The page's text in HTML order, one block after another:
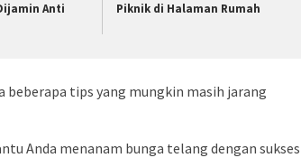
Anti
Piknik di Halaman Rumah
beberapa tips yang mungkin masih jarang
Anda menanam bunga telang dengan sukses